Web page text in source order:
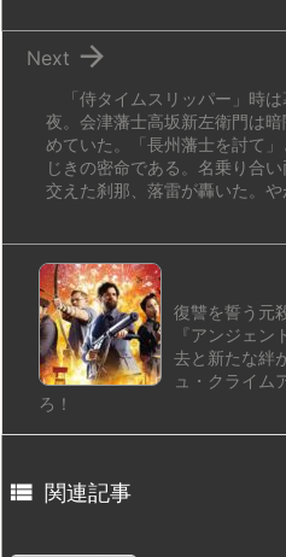
「侍タイムスリッパー」時
夜。会津藩士高坂新左衛門は
めていた。「長州藩士を討て」
じきの密命である。名乗り合
交えた刹那、落雷が轟いた。

Next
復讐を誓う元
『アンジェ
去と新たな絆
ュ・クライム
ろ！
 関連記事